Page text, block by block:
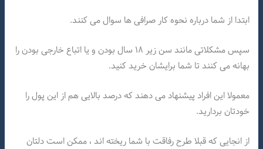
ابتدا از شما درباره نحوه کار صرافی ها سوال می کنند.
سپس مشکلاتی مانند سن زیر ۱۸ سال بودن و یا اتباع خارجی بودن را
بهانه می کنند تا شما برایشان خرید کنید.
معمولا این افراد پیشنهاد می دهند که درصد بالایی هم از این پول را
خودتان بردارید.
از انجایی که قبلا طرح رفاقت با شما ریخته اند ، ممکن است دلتان